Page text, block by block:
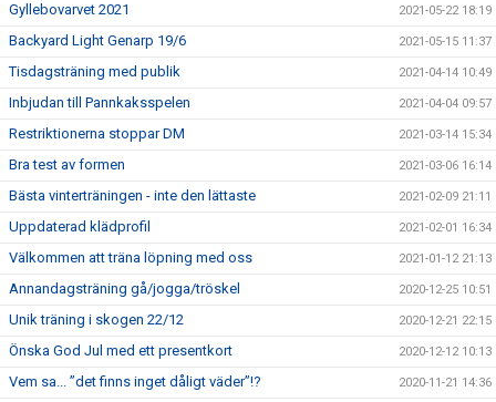
Gyllebovarvet 2021 2021-05-22 18:19
Backyard Light Genarp 19/6 2021-05-15 11:37
Tisdagsträning med publik 2021-04-14 10:49
Inbjudan till Pannkaksspelen 2021-04-04 09:57
Restriktionerna stoppar DM 2021-03-14 15:34
Bra test av formen 2021-03-06 16:14
Bästa vinterträningen - inte den lättaste 2021-02-09 21:11
Uppdaterad klädprofil 2021-02-01 16:34
Välkommen att träna löpning med oss 2021-01-12 21:13
Annandagsträning gå/jogga/tröskel 2020-12-25 10:51
Unik träning i skogen 22/12 2020-12-21 22:15
Önska God Jul med ett presentkort 2020-12-12 10:13
Vem sa... ”det finns inget dåligt väder”!? 2020-11-21 14:36